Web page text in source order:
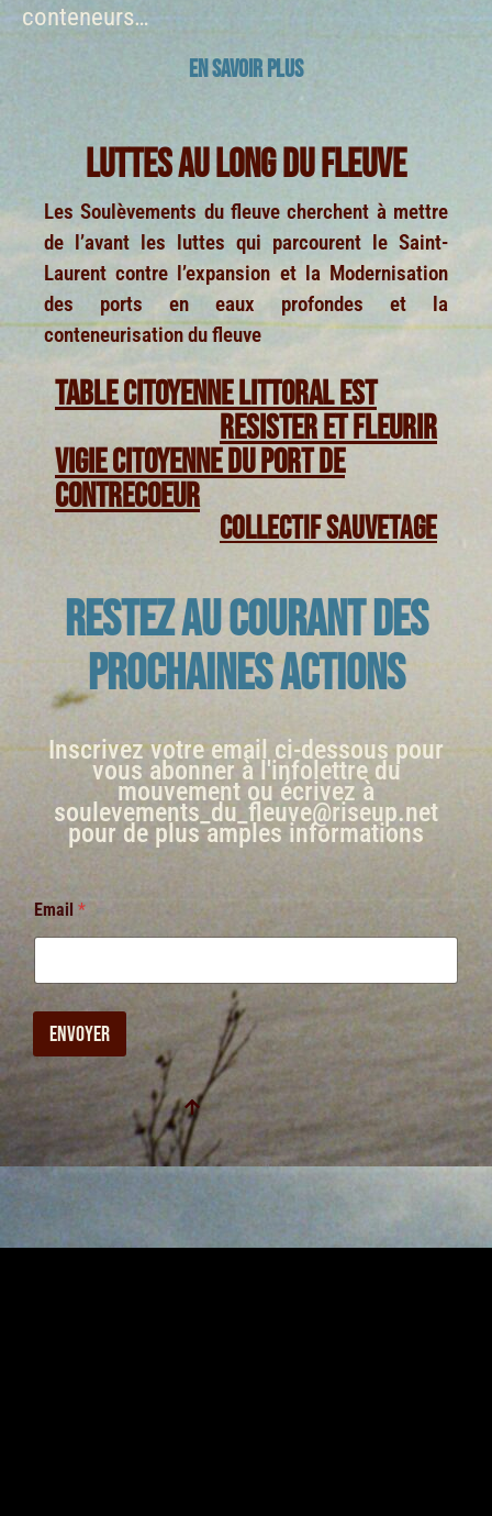
conteneurs…
EN SAVOIR PLUS
LUTTES AU LONG DU FLEUVE
Les Soulèvements du fleuve cherchent à mettre
de l’avant les luttes qui parcourent le Saint-
Laurent contre l’expansion et la Modernisation
des ports en eaux profondes et la
conteneurisation du fleuve
TABLE CITOYENNE LITTORAL EST
RESISTER ET FLEURIR
VIGIE CITOYENNE DU PORT DE
CONTRECOEUR
COLLECTIF SAUVETAGE
RESTEZ AU COURANT DES
PROCHAINES ACTIONS
Inscrivez votre email ci-dessous pour
vous abonner à l'infolettre du
mouvement ou écrivez à
soulevements_du_fleuve@riseup.net
pour de plus amples informations
Email *
ENVOYER